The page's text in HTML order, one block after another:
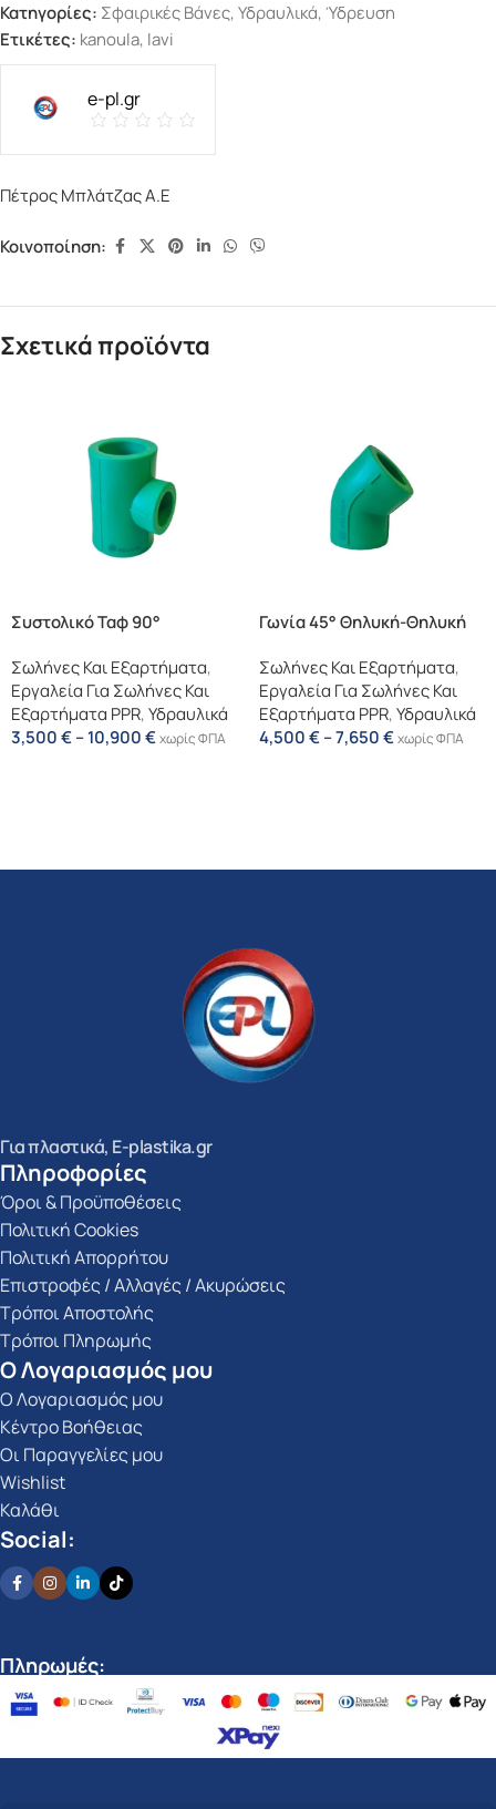
Κατηγορίες: Σφαιρικές Βάνες,Υδραυλικά,Ύδρευση
Ετικέτες: kanoula, lavi
e-pl.gr
Πέτρος Μπλάτζας Α.Ε
Κοινοποίηση:
Σχετικά προϊόντα
Συστολικό Ταφ 90°
Σωλήνες Και Εξαρτήματα,
Εργαλεία Για Σωλήνες Και
Εξαρτήματα PPR,Υδραυλικά
3,500€–10,900€χωρίς ΦΠΑ
Γωνία 45° Θηλυκή-Θηλυκή
Σωλήνες Και Εξαρτήματα,
Εργαλεία Για Σωλήνες Και
Εξαρτήματα PPR,Υδραυλικά
4,500€–7,650€χωρίς ΦΠΑ
Για πλαστικά, E-plastika.gr
Πληροφορίες
Όροι & Προϋποθέσεις
Πολιτική Cookies
Πολιτική Απορρήτου
Επιστροφές / Αλλαγές / Ακυρώσεις
Τρόποι Αποστολής
Τρόποι Πληρωμής
Ο Λογαριασμός μου
Ο Λογαριασμός μου
Κέντρο Βοήθειας
Οι Παραγγελίες μου
Wishlist
Καλάθι
Social:
Πληρωμές: